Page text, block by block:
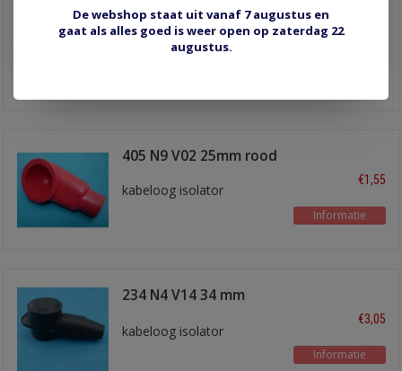
405 N9 V14 25mm
zwart
kabeloog isolator
405 N9 V02 25mm rood
kabeloog isolator
€1,55
Informatie
234 N4 V14 34 mm
kabeloog isolator
€3,05
Informatie
De webshop staat uit vanaf 7 augustus en
gaat als alles goed is weer open op zaterdag 22
augustus.